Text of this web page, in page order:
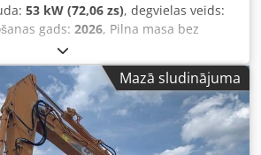
53 kW (72,06 zs), degvielas veids:
gads: 2026, Pilna masa bez
iegūtu papildinformāciju, lūdzu,
pārdošanas nodaļu. Dcsdpezrrw Ajfx
Mazā sludinājuma